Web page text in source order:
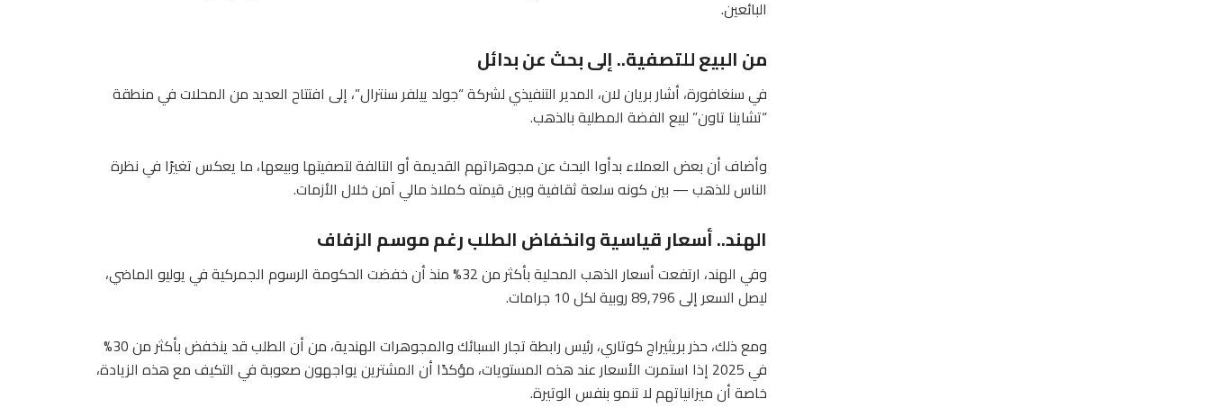
البائعين.
من البيع للتصفية.. إلى بحث عن بدائل
في سنغافورة، أشار بريان لان، المدير التنفيذي لشركة “جولد ييلفر سنترال”، إلى افتتاح العديد من المحلات في منطقة
“تشاينا تاون” لبيع الفضة المطلية بالذهب.
وأضاف أن بعض العملاء بدأوا البحث عن مجوهراتهم القديمة أو التالفة لتصفيتها وبيعها، ما يعكس تغيرًا في نظرة
الناس للذهب — بين كونه سلعة ثقافية وبين قيمته كملاذ مالي آمن خلال الأزمات.
الهند.. أسعار قياسية وانخفاض الطلب رغم موسم الزفاف
وفي الهند، ارتفعت أسعار الذهب المحلية بأكثر من 32% منذ أن خفضت الحكومة الرسوم الجمركية في يوليو الماضي،
ليصل السعر إلى 89,796 روبية لكل 10 جرامات.
ومع ذلك، حذر بريثيراج كوتاري، رئيس رابطة تجار السبائك والمجوهرات الهندية، من أن الطلب قد ينخفض بأكثر من 30%
في 2025 إذا استمرت الأسعار عند هذه المستويات، مؤكدًا أن المشترين يواجهون صعوبة في التكيف مع هذه الزيادة،
خاصة أن ميزانياتهم لا تنمو بنفس الوتيرة.